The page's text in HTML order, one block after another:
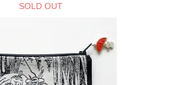
SOLD OUT